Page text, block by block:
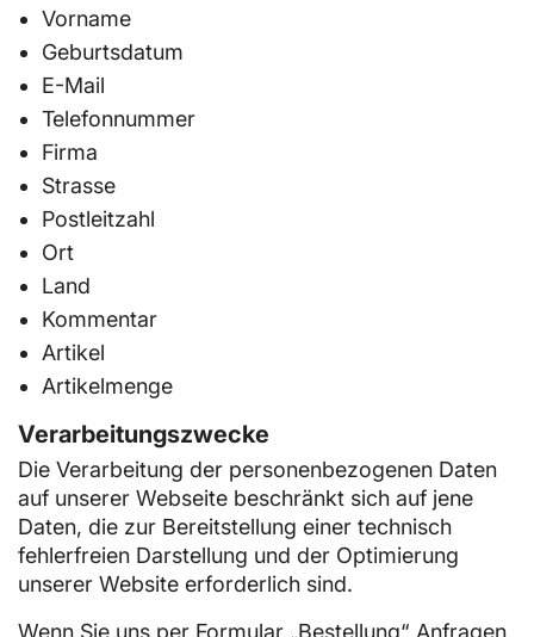
Vorname
Geburtsdatum
E-Mail
Telefonnummer
Firma
Strasse
Postleitzahl
Ort
Land
Kommentar
Artikel
Artikelmenge
Verarbeitungszwecke
Die Verarbeitung der personenbezogenen Daten
auf unserer Webseite beschränkt sich auf jene
Daten, die zur Bereitstellung einer technisch
fehlerfreien Darstellung und der Optimierung
unserer Website erforderlich sind.
Wenn Sie uns per Formular „Bestellung“ Anfragen